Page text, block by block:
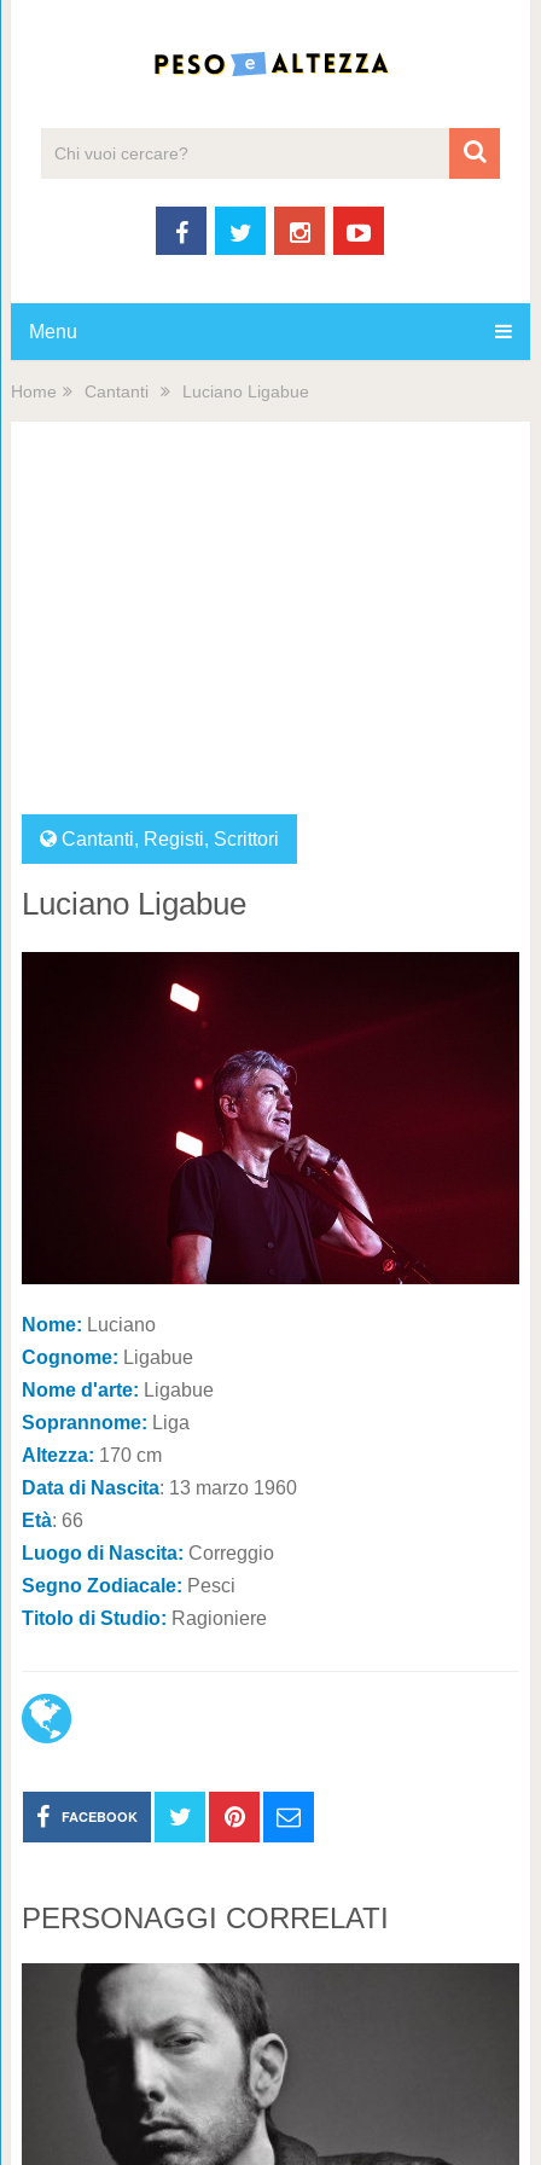
Menu
Home Cantanti Luciano Ligabue
Cantanti, Registi, Scrittori
Luciano Ligabue
Nome: Luciano
Cognome: Ligabue
Nome d'arte: Ligabue
Soprannome: Liga
Altezza: 170 cm
Data di Nascita: 13 marzo 1960
Età: 66
Luogo di Nascita: Correggio
Segno Zodiacale: Pesci
Titolo di Studio: Ragioniere
FACEBOOK
PERSONAGGI CORRELATI